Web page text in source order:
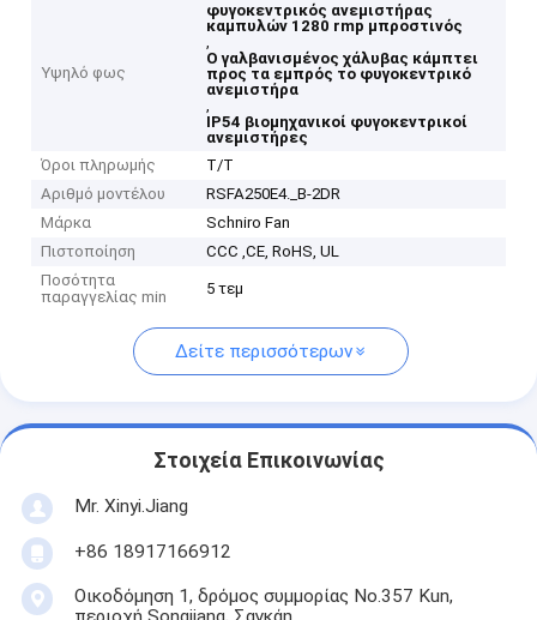
Υψηλό φως
φυγοκεντρικός ανεμιστήρας
καμπυλών 1280 rmp μπροστινός
,
Ο γαλβανισμένος χάλυβας κάμπτει
προς τα εμπρός το φυγοκεντρικό
ανεμιστήρα
,
IP54 βιομηχανικοί φυγοκεντρικοί
ανεμιστήρες
Όροι πληρωμής
T/T
Αριθμό μοντέλου
RSFA250E4._B-2DR
Μάρκα
Schniro Fan
Πιστοποίηση
CCC ,CE, RoHS, UL
Ποσότητα
παραγγελίας min
5 τεμ
Δείτε περισσότερων
Στοιχεία Επικοινωνίας
Mr. Xinyi.Jiang
+86 18917166912
Οικοδόμηση 1, δρόμος συμμορίας No.357 Kun,